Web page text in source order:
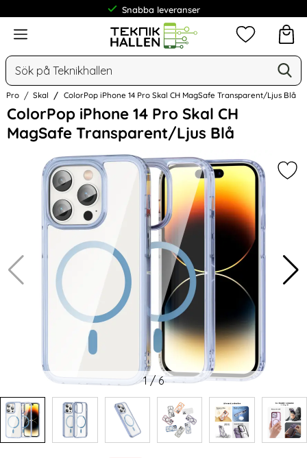
Frakt från 19 kr
Meny
Sök
Mina
Pro Skal ColorPop iPhone 14 Pro Skal CH MagSafe Transparent/Ljus Blå
ColorPop iPhone 14 Pro Skal CH
MagSafe Transparent/Ljus Blå
Hoppa
över
Bilder
1/6